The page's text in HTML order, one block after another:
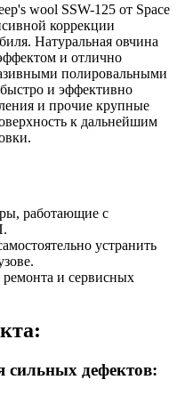
wool SSW-125 от Space
коррекции
Натуральная овчина
и отлично
полировальными
и эффективно
и прочие крупные
к дальнейшим
работающие с
устранить
и сервисных
сильных дефектов: